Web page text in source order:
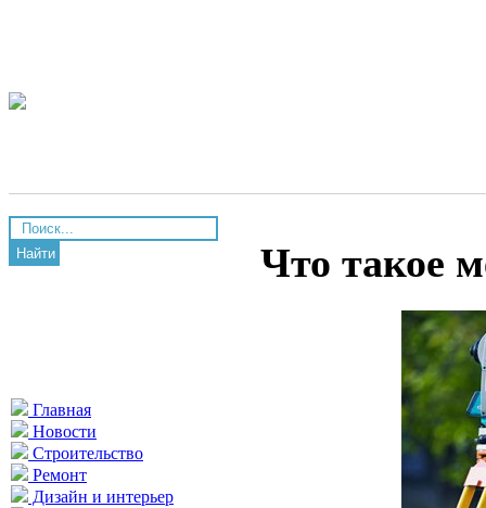
Найти
Главная
Новости
Строительство
Ремонт
Дизайн и интерьер
Что такое